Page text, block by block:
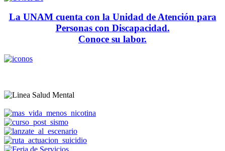
La UNAM cuenta con la Unidad de Atención para
Personas con Discapacidad.
Conoce su labor.